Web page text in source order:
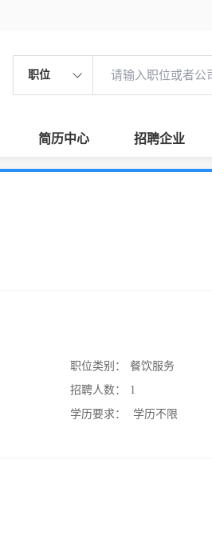
职位
简历中心 招聘企业
职位类别：
餐饮服务
招聘人数：
1
学历要求：
学历不限